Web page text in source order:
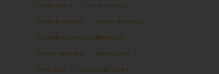
COCINA HINDÚ COCINA ITALIANA
COCINA MARROQUÍ COCINA MEXICANA
COLABORACIONES CON OTROS BLOGS
COMIDA MEXICANA COMIDA SANA
CONCURSOS CONSEJOS DE COCINA